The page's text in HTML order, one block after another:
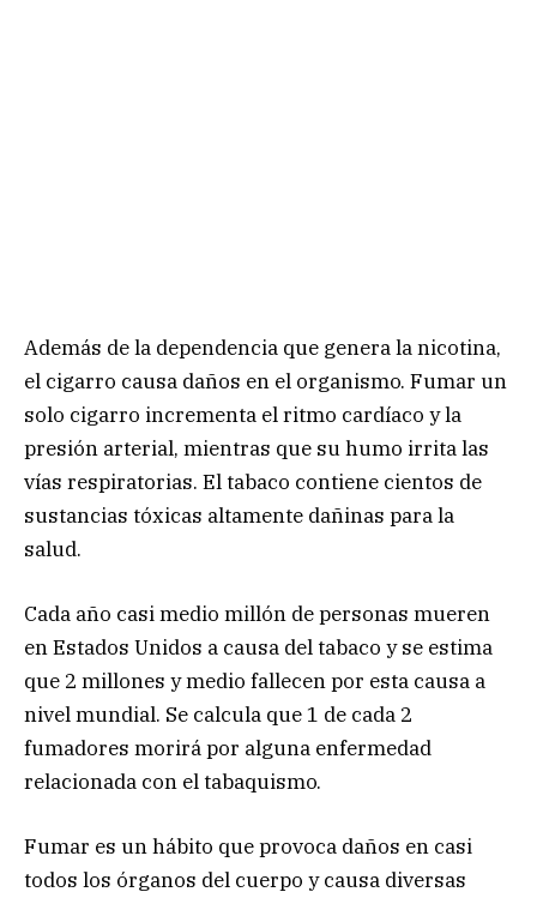
Además de la dependencia que genera la nicotina,
el cigarro causa daños en el organismo. Fumar un
solo cigarro incrementa el ritmo cardíaco y la
presión arterial, mientras que su humo irrita las
vías respiratorias. El tabaco contiene cientos de
sustancias tóxicas altamente dañinas para la
salud.
Cada año casi medio millón de personas mueren
en Estados Unidos a causa del tabaco y se estima
que 2 millones y medio fallecen por esta causa a
nivel mundial. Se calcula que 1 de cada 2
fumadores morirá por alguna enfermedad
relacionada con el tabaquismo.
Fumar es un hábito que provoca daños en casi
todos los órganos del cuerpo y causa diversas